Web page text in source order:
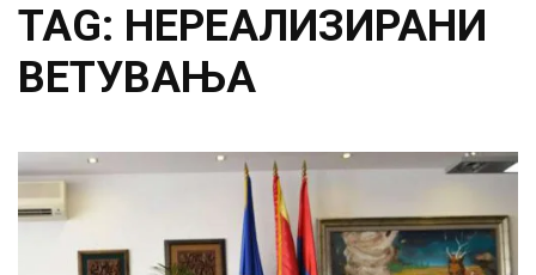
TAG: НЕРЕАЛИЗИРАНИ
ВЕТУВАЊА